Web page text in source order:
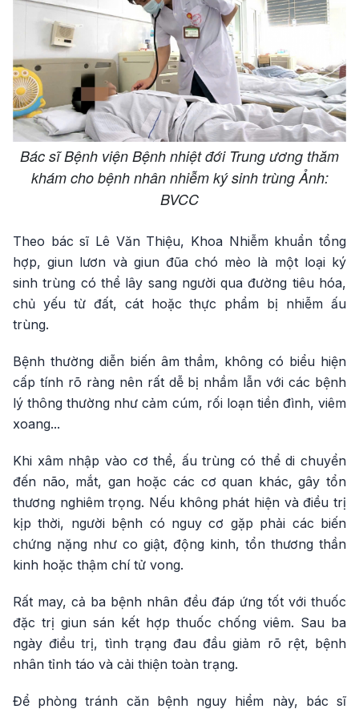
Bác sĩ Bệnh viện Bệnh nhiệt đới Trung ương thăm
khám cho bệnh nhân nhiễm ký sinh trùng Ảnh:
BVCC
Theo bác sĩ Lê Văn Thiệu, Khoa Nhiễm khuẩn tổng
hợp, giun lươn và giun đũa chó mèo là một loại ký
sinh trùng có thể lây sang người qua đường tiêu hóa,
chủ yếu từ đất, cát hoặc thực phẩm bị nhiễm ấu
trùng.
Bệnh thường diễn biến âm thầm, không có biểu hiện
cấp tính rõ ràng nên rất dễ bị nhầm lẫn với các bệnh
lý thông thường như cảm cúm, rối loạn tiền đình, viêm
xoang...
Khi xâm nhập vào cơ thể, ấu trùng có thể di chuyển
đến não, mắt, gan hoặc các cơ quan khác, gây tổn
thương nghiêm trọng. Nếu không phát hiện và điều trị
kịp thời, người bệnh có nguy cơ gặp phải các biến
chứng nặng như co giật, động kinh, tổn thương thần
kinh hoặc thậm chí tử vong.
Rất may, cả ba bệnh nhân đều đáp ứng tốt với thuốc
đặc trị giun sán kết hợp thuốc chống viêm. Sau ba
ngày điều trị, tình trạng đau đầu giảm rõ rệt, bệnh
nhân tỉnh táo và cải thiện toàn trạng.
Để phòng tránh căn bệnh nguy hiểm này, bác sĩ